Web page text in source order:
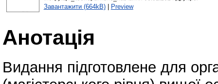
Завантажити (664kB)| Preview
Анотація
Видання підготовлене для